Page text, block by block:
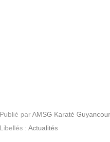
Publié par AMSG Karaté
Libellés : Actualités